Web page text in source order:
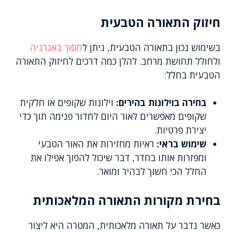
חיזוק התאורה הטבעית
בשימוש נכון בתאורה הטבעית, ניתן לחסוך באנרגיה
ולחולל תחושת מרחב. להלן כמה דרכים לחיזוק התאורה
הטבעית בחלל:
בחירה בוילונות בהירים: וילונות שקופים או חלקית
שקופים מאפשרים לאור היום לחדור פנימה תוך כדי
יצירת פרטיות.
שימוש בראי: ראיות מחזירות את האור הטבעי
ומפזרות אותו בחדר, דבר שיכול להפוך אפילו את
החלל הכי חשוך לבהיר ומואר.
בחירת מקורות התאורה המלאכותית
כאשר נדבר על תאורה מלאכותית, המטרה היא ליצור